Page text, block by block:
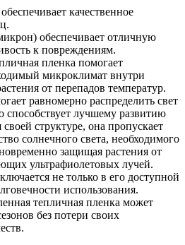
качественное
обеспечивает отличную
к повреждениям.
пленка помогает
микроклимат внутри
от перепадов температур.
равномерно распределить свет
способствует лучшему развитию
структуре, она пропускает
солнечного света, необходимого
защищая растения от
ультрафиолетовых лучей.
не только в его доступной
использования.
тепличная пленка может
без потери своих